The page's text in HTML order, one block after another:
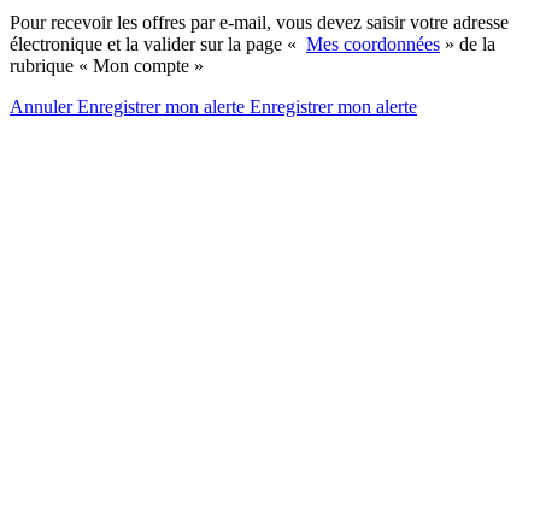
Pour recevoir les offres par e-mail, vous devez saisir votre adresse
électronique et la valider sur la page « Mes coordonnées » de la
rubrique « Mon compte »
AnnulerEnregistrer mon alerte Enregistrermon alerte